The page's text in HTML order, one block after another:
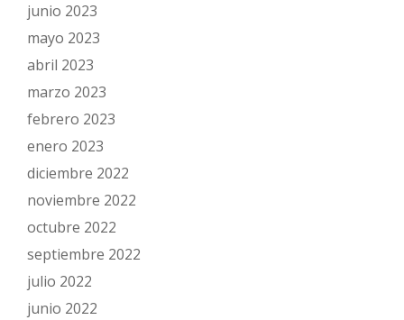
junio 2023
mayo 2023
abril 2023
marzo 2023
febrero 2023
enero 2023
diciembre 2022
noviembre 2022
octubre 2022
septiembre 2022
julio 2022
junio 2022